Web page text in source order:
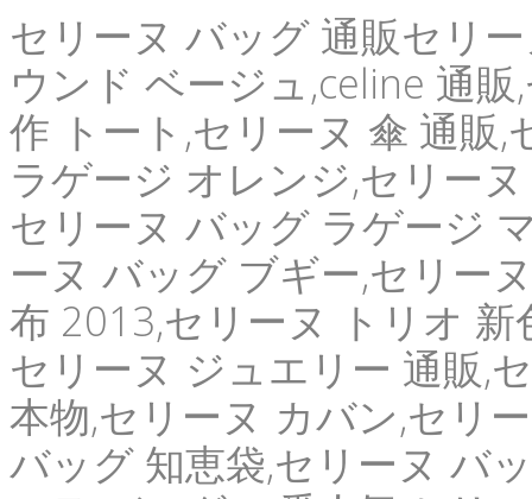
セリーヌ バッグ 通販セリ
ウンド ベージュ,celine 通
作 トート,セリーヌ 傘 通販
ラゲージ オレンジ,セリー
セリーヌ バッグ ラゲージ
ーヌ バッグ ブギー,セリー
布 2013,セリーヌ トリオ
セリーヌ ジュエリー 通販,
本物,セリーヌ カバン,セリ
バッグ 知恵袋,セリーヌ バ